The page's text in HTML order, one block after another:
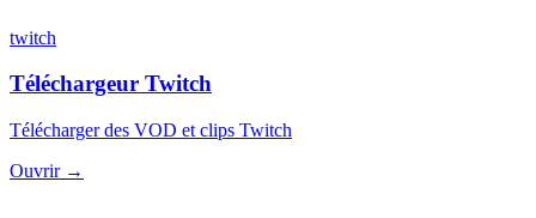
twitch
Téléchargeur Twitch
Télécharger des VOD et clips Twitch
Ouvrir →